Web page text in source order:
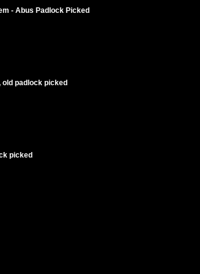
- Abus Padlock Picked
old padlock picked
picked